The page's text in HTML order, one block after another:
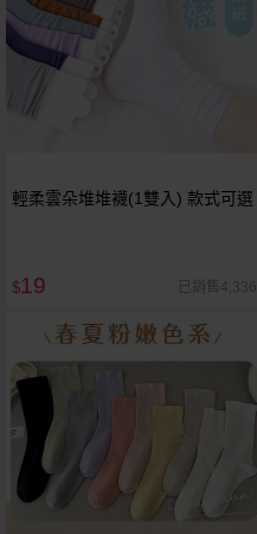
輕柔雲朵堆堆襪(1雙入) 款式可選
$19 已銷售4,336